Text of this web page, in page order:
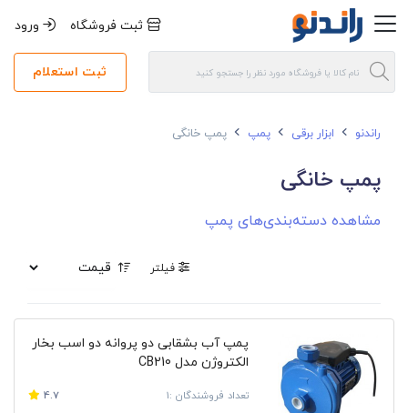
ثبت فروشگاه ورود
ثبت استعلام
راندنو ابزار برقی پمپ پمپ خانگی
پمپ خانگی
مشاهده دسته‌بندی‌های پمپ
فیلتر
پمپ آب بشقابی دو پروانه دو اسب بخار
الکتروژن مدل CB210
تعداد فروشندگان :1 4.7